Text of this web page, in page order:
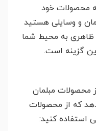
محصولات خود
و وسایلی هستید
ظاهری به محیط شما
گزینه است.
محصولات مبلمان
که از محصولات
استفاده کنید: